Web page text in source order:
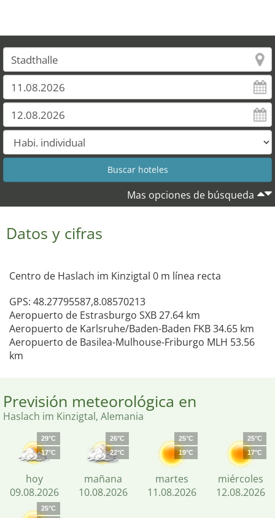
Mas opciones de búsqueda
Datos y cifras
Centro de Haslach im Kinzigtal 0 m línea recta
GPS: 48.27795587,8.08570213
Aeropuerto de Estrasburgo SXB 27.64 km
Aeropuerto de Karlsruhe/Baden-Baden FKB 34.65 km
Aeropuerto de Basilea-Mulhouse-Friburgo MLH 53.56
km
Previsión meteorológica en
Haslach im Kinzigtal, Alemania
29°C
17°C
hoy
09.08.2026
26°C
22°C
mañana
10.08.2026
25°C
19°C
martes
11.08.2026
25°C
17°C
miércoles
12.08.2026
25°C